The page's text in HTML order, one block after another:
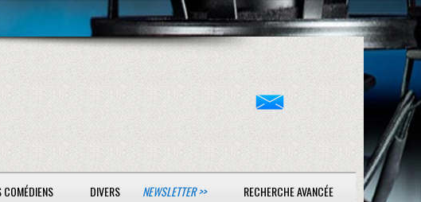
DIVERS NEWSLETTER >> RECHERCHE AVANCÉE